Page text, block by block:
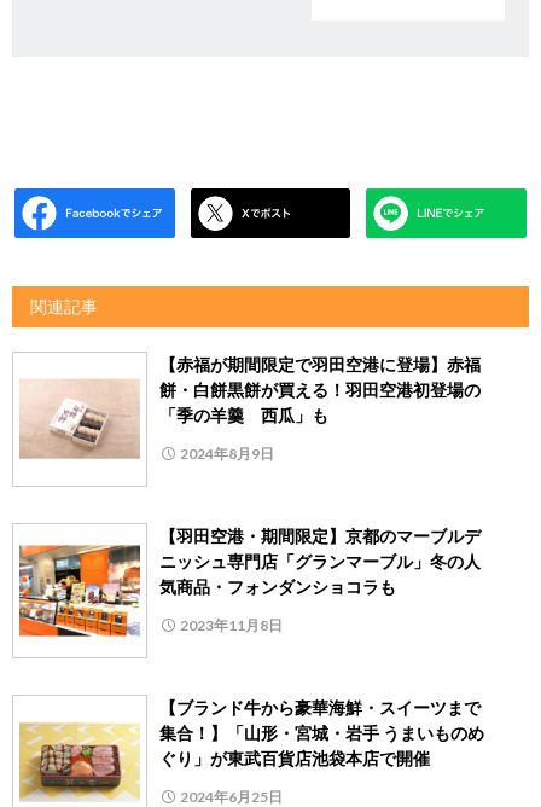
関連記事
【赤福が期間限定で羽田空港に登場】赤福
餅・白餅黒餅が買える！羽田空港初登場の
「季の羊羹 西瓜」も
2024年8月9日
【羽田空港・期間限定】京都のマーブルデ
ニッシュ専門店「グランマーブル」冬の人
気商品・フォンダンショコラも
2023年11月8日
【ブランド牛から豪華海鮮・スイーツまで
集合！】「山形・宮城・岩手 うまいものめ
ぐり」が東武百貨店池袋本店で開催
2024年6月25日